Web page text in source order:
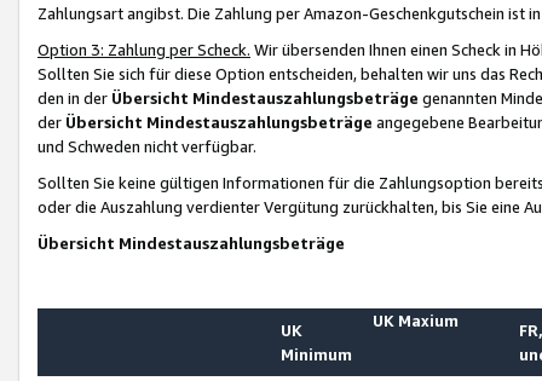
Zahlungsart angibst. Die Zahlung per Amazon-Geschenkgutschein ist
Option 3: Zahlung per Scheck. Wir übersenden Ihnen einen Scheck in
Sollten Sie sich für diese Option entscheiden, behalten wir uns das
den in der Übersicht Mindestauszahlungsbeträge genannten
der Übersicht Mindestauszahlungsbeträge angegebene
und Schweden nicht verfügbar.
Sollten Sie keine gültigen Informationen für die Zahlungsoption
oder die Auszahlung verdienter Vergütung zurückhalten, bis Sie
Übersicht Mindestauszahlungsbeträge
UK
Minimum
UK Maxium